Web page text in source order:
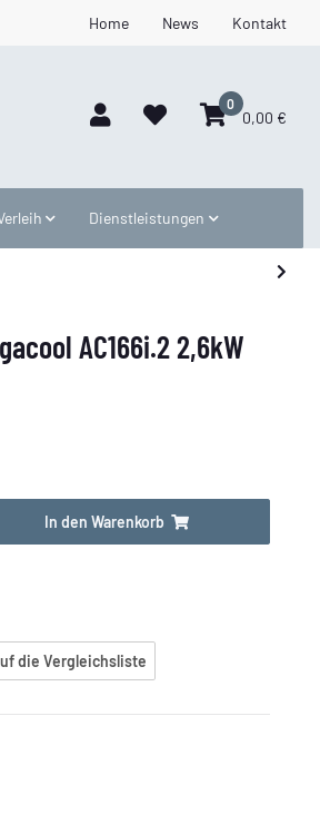
Home News Kontakt
0
0,00 €
Dienstleistungen
AC166i.2 2,6kW
In den Warenkorb
die Vergleichsliste